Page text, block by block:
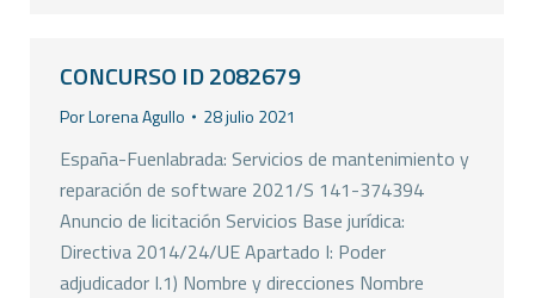
CONCURSO ID 2082679
PorLorena Agullo 28 julio 2021
España-Fuenlabrada: Servicios de mantenimiento y
reparación de software 2021/S 141-374394
Anuncio de licitación Servicios Base jurídica:
Directiva 2014/24/UE Apartado I: Poder
adjudicador I.1) Nombre y direcciones Nombre